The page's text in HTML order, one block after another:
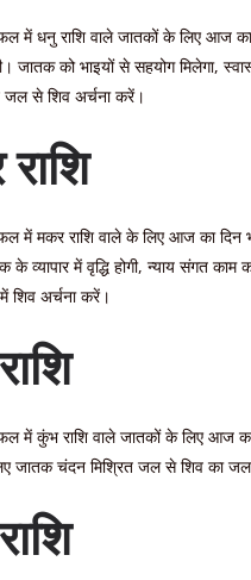
में धनु राशि वाले जातकों के लिए आज का
जातक को भाइयों से सहयोग मिलेगा,
जल से शिव अर्चना करें।
में मकर राशि वाले के लिए आज का दिन
के व्यापार में वृद्धि होगी, न्याय संगत
अर्चना करें।
में कुंभ राशि वाले जातकों के लिए आज
जातक चंदन मिश्रित जल से शिव का